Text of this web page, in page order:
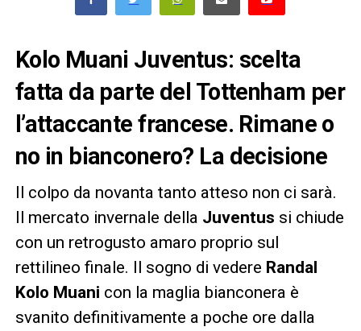
Kolo Muani Juventus: scelta
fatta da parte del Tottenham per
l’attaccante francese. Rimane o
no in bianconero? La decisione
Il colpo da novanta tanto atteso non ci sarà.
Il mercato invernale della Juventus si chiude
con un retrogusto amaro proprio sul
rettilineo finale. Il sogno di vedere Randal
Kolo Muani con la maglia bianconera è
svanito definitivamente a poche ore dalla